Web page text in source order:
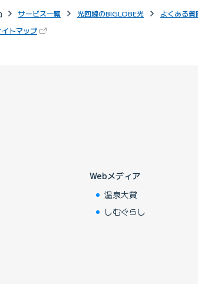
サービス一覧 光回線のBIGLOBE光 よくある質
イトマップ（新しいタブで開きます）
Webメディア
温泉大賞
しむぐらし